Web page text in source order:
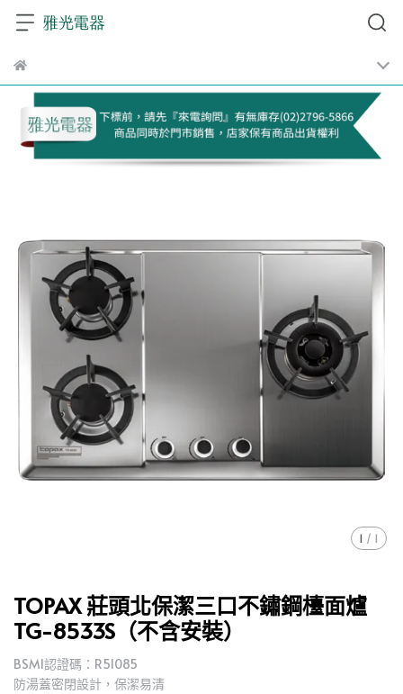
1 / 1
TOPAX 莊頭北保潔三口不鏽鋼檯面爐
TG-8533S（不含安裝）
BSMI認證碼：R51085
防湯蓋密閉設計，保潔易清